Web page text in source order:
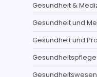
Gesundheit &
Gesundheit und
Gesundheit und
Gesundheitspflege